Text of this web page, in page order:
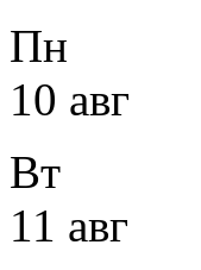
Пн
10 авг
Вт
11 авг